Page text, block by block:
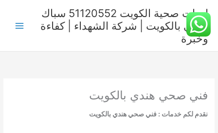
إلى
المحتوى
ادوات صحية الكويت 51120552 سباك
صحي بالكويت | شركة الشهداء | كفاءة
وخبرة
فني صحي هندي بالكويت
نقدم لكم خدمات : فني صحي هندي بالكويت